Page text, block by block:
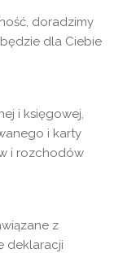
doradzimy
dla Ciebie
i księgowej,
i karty
i rozchodów
z
deklaracji